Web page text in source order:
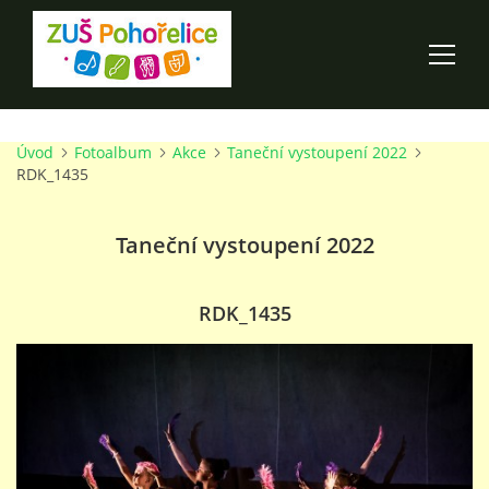
ÚVOD
Úvod Fotoalbum Akce
Taneční vystoupení 2022
RDK_1435
Taneční vystoupení 2022
RDK_1435